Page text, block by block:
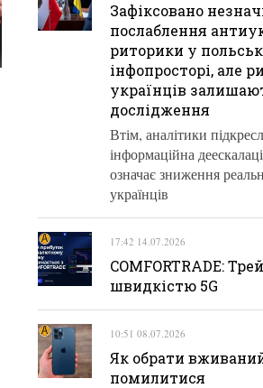
Зафіксовано
послаблення
риторики у
інфопросторі, але
українців
дослідження
Втім, аналітики
інформаційна
означає зниження
українців
17:42 14.07.2026
COMFORTRADE:
швидкістю 5G
10:51 08.07.2026
Як обрати
помилитися